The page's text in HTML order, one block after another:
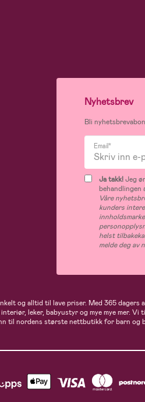
Nyhetsbrev
Bli
Email*
Ja takk!Jeg
behandlingen
Våre
kunders
helst
melde deg av
og alltid til lave priser. Med 365
leker, babyustyr og mye mye mer.
til nordens største nettbutikk for barn og